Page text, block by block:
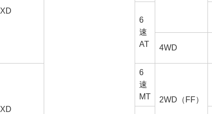
XD
6
速
AT
4WD
XD
6
速
MT
2WD（FF）